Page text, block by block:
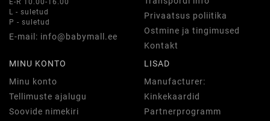
E-R 10.00-16.00
L - suletud
P - suletud
E-mail: info@babymall.ee
Privaatsus poliitika
Ostmine ja tingimused
Kontakt
MINU KONTO
Minu konto
Tellimuste ajalugu
Soovide nimekiri
LISAD
Manufacturer:
Kinkekaardid
Partnerprogramm